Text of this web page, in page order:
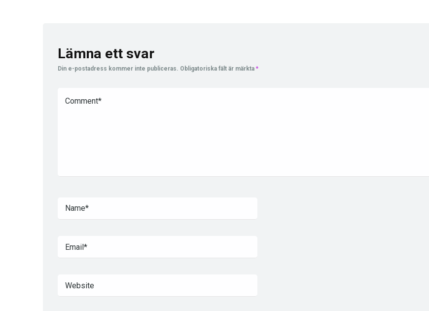
Lämna ett svar
Din e-postadress kommer inte publiceras. Obligatoriska fält är märkta *